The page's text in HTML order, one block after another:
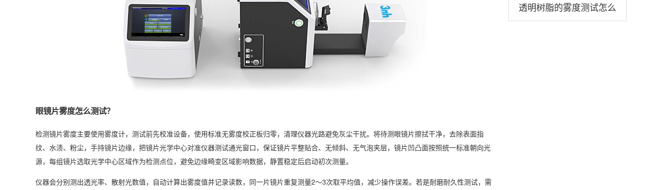
透明树脂的雾度测试怎么
眼镜片雾度怎么测试？
检测镜片雾度主要使用雾度计，测试前先校准设备，使用标准无雾度校正板归零，清理仪器光路避免灰尘干扰。将待测眼镜片擦拭干净，去除表面指
纹、水渍、粉尘，手持镜片边缘，把镜片光学中心对准仪器测试通光窗口，保证镜片平整贴合、无倾斜、无气泡夹层，镜片凹凸面按照统一标准朝向光
源，每组镜片选取光学中心区域作为检测点位，避免边缘畸变区域影响数据，静置稳定后启动初次测量。
仪器会分别测出透光率、散射光数值，自动计算出雾度值并记录读数，同一片镜片重复测量2～3次取平均值，减少操作误差。若是耐磨耐久性测试，需